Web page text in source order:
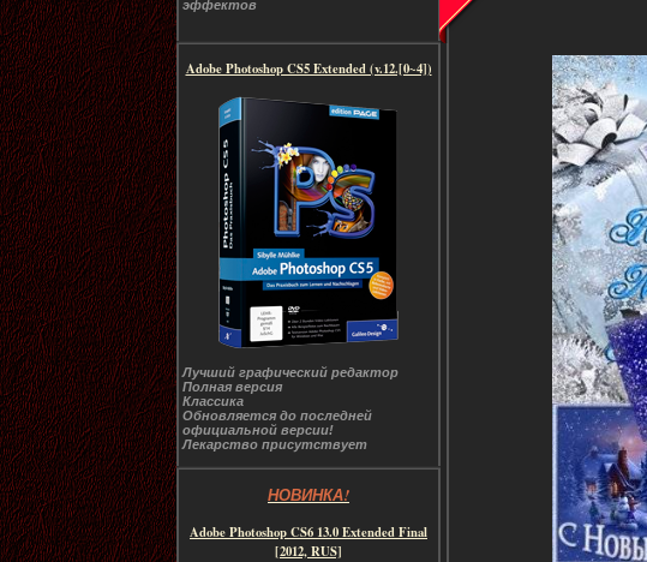
эффектов
Adobe Photoshop CS5 Extended (v.12.[0~4])
Лучший графический редактор
Полная версия
Классика
Обновляется до последней
официальной версии!
Лекарство присутствует
НОВИНКА!
Adobe Photoshop CS6 13.0 Extended Final
[2012, RUS]